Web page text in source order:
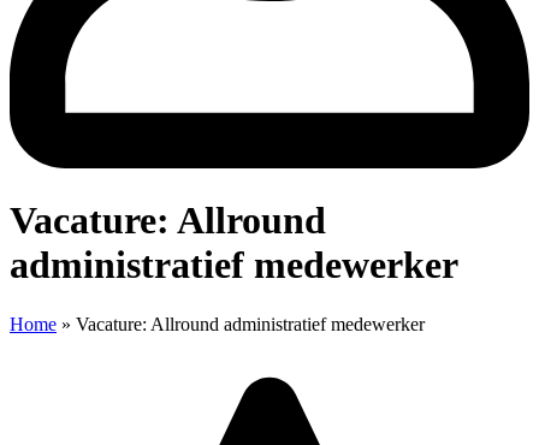
Vacature: Allround
administratief medewerker
Home » Vacature: Allround administratief medewerker